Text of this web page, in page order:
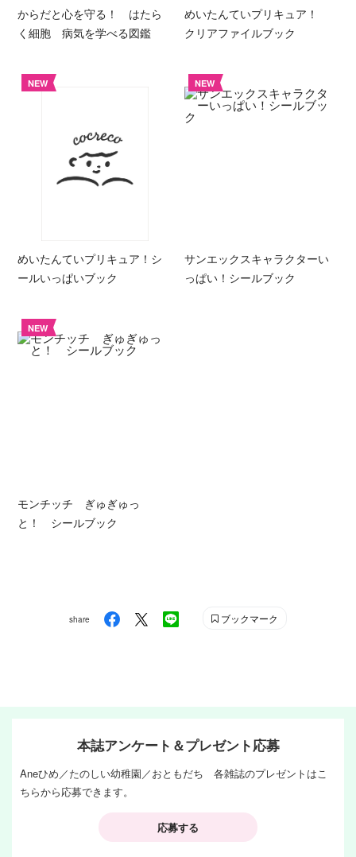
からだと心を守る！ はたら
く細胞 病気を学べる図鑑
めいたんていプリキュア！
クリアファイルブック
NEW
めいたんていプリキュア！シ
ールいっぱいブック
NEW
サンエックスキャラクターい
っぱい！シールブック
NEW
モンチッチ ぎゅぎゅっ
と！ シールブック
share ブックマーク
本誌アンケート＆プレゼント応募
Aneひめ／たのしい幼稚園／おともだち 各雑誌のプレゼントはこ
ちらから応募できます。
応募する